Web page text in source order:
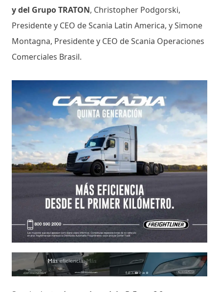
y del Grupo TRATON, Christopher Podgorski,
Presidente y CEO de Scania Latin America, y Simone
Montagna, Presidente y CEO de Scania Operaciones
Comerciales Brasil.